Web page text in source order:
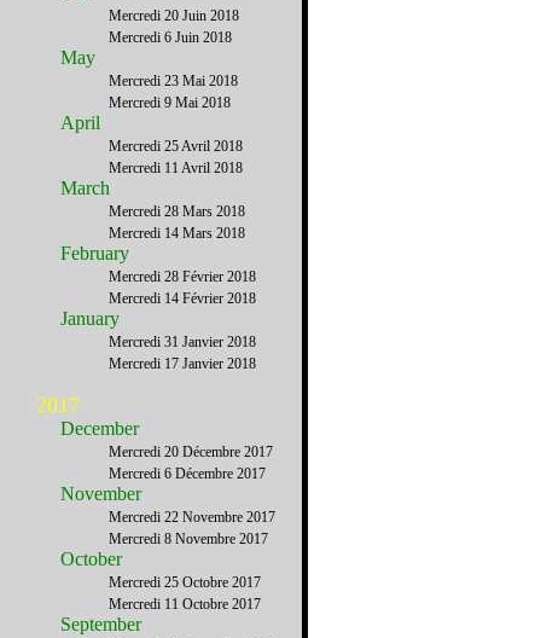
Mercredi 20 Juin 2018
Mercredi 6 Juin 2018
May
Mercredi 23 Mai 2018
Mercredi 9 Mai 2018
April
Mercredi 25 Avril 2018
Mercredi 11 Avril 2018
March
Mercredi 28 Mars 2018
Mercredi 14 Mars 2018
February
Mercredi 28 Février 2018
Mercredi 14 Février 2018
January
Mercredi 31 Janvier 2018
Mercredi 17 Janvier 2018
2017
December
Mercredi 20 Décembre 2017
Mercredi 6 Décembre 2017
November
Mercredi 22 Novembre 2017
Mercredi 8 Novembre 2017
October
Mercredi 25 Octobre 2017
Mercredi 11 Octobre 2017
September